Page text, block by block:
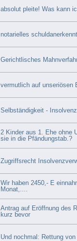
absolut pleite! Was kann
notarielles
Gerichtlisches
vermutlich auf unseriösen
Selbständigkeit -
2 Kinder aus 1. Ehe ohne
sie in die Pfändungstab.?
Zugriffsrecht
Wir haben 2450,- E
Monat,....
Antrag auf Eröffnung des
kurz bevor
Und nochmal: Rettung